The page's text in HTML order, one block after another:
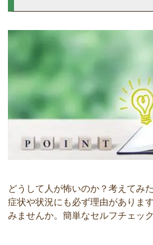
どうして人が怖いのか？考えてみ
症状や状況にも必ず理由がありま
みませんか。簡単なセルフチェッ